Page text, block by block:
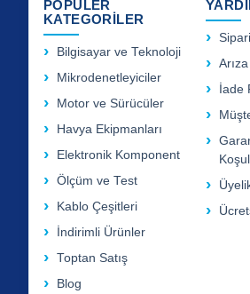
POPÜLER
KATEGORİLER
Bilgisayar ve Teknoloji
Mikrodenetleyiciler
Motor ve Sürücüler
Havya Ekipmanları
Elektronik Komponent
Ölçüm ve Test
Kablo Çeşitleri
İndirimli Ürünler
Toptan Satış
Blog
İade